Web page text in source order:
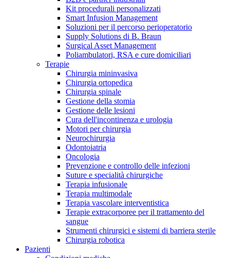
Catalogo prodotti
Trova il prodotto che stai cercando. Visita il catalogo B.
Braun con il nostro portfolio completo.
Hai domande o richieste? Scrivici per entrare subito in
contatto con un nostro referente.
Kit procedurali personalizzati
Smart Infusion Management
Soluzioni per il percorso perioperatorio
Supply Solutions di B. Braun
Surgical Asset Management
Poliambulatori, RSA e cure domiciliari
Terapie
Chirurgia mininvasiva
Chirurgia ortopedica
Chirurgia spinale
Gestione della stomia
Gestione delle lesioni
Cura dell'incontinenza e urologia
Motori per chirurgia
Neurochirurgia
Odontoiatria
Oncologia
Prevenzione e controllo delle infezioni
Suture e specialità chirurgiche
Terapia infusionale
Terapia multimodale
Terapia vascolare interventistica
Terapie extracorporee per il trattamento del
sangue
Strumenti chirurgici e sistemi di barriera sterile
Chirurgia robotica
Pazienti